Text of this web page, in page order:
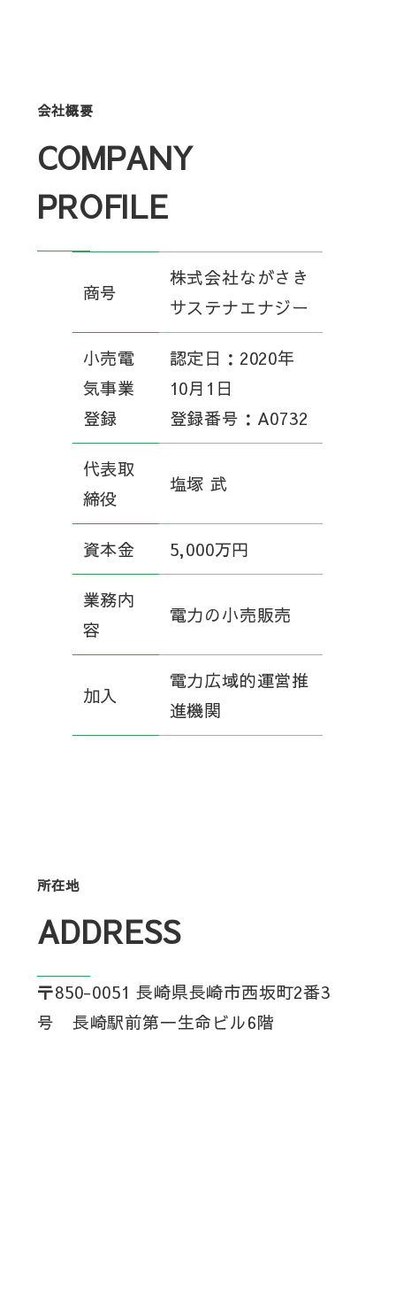
会社概要
COMPANY
PROFILE
商号
株式会社ながさき
サステナエナジー
小売電
気事業
登録
認定日：2020年
10月1日
登録番号：A0732
代表取
締役
塩塚 武
資本金 5,000万円
業務内
容
電力の小売販売
加入
電力広域的運営推
進機関
所在地
ADDRESS
〒850-0051 長崎県長崎市西坂町2番3
号 長崎駅前第一生命ビル6階